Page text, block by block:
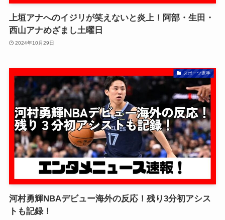
上垣アナへのイジリが笑えないと炎上！阿部・生田・
西山アナめざまし土曜日
2024年10月29日
スポーツ選手
河村勇輝NBAデビュー海外の反応！残り3分初アシス
トも記録！